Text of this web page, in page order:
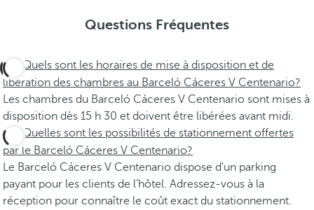
Questions Fréquentes
Quels sont les horaires de mise à disposition et de
libération des chambres au Barceló Cáceres V Centenario?
Les chambres du Barceló Cáceres V Centenario sont mises à
disposition dès 15 h 30 et doivent être libérées avant midi.
Quelles sont les possibilités de stationnement offertes
par le Barceló Cáceres V Centenario?
Le Barceló Cáceres V Centenario dispose d'un parking
payant pour les clients de l’hôtel. Adressez-vous à la
réception pour connaître le coût exact du stationnement.